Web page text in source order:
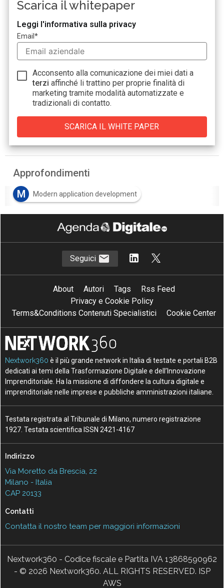
Scarica il whitepaper
Leggi l'informativa sulla privacy
Email*
Acconsento alla comunicazione dei miei dati a
terzi affinché li trattino per proprie finalità di
marketing tramite modalità automatizzate e
tradizionali di contatto.
Approfondimenti
M
Modern application development
Seguici
About Autori Tags
Rss Feed
Privacy e Cookie Policy
Terms&Conditions Contenuti Specialistici
Cookie Center
Nextwork360 è il più grande network in Italia di testate e portali B2B
dedicati ai temi della Trasformazione Digitale e dell’Innovazione
Imprenditoriale. Ha la missione di diffondere la cultura digitale e
imprenditoriale nelle imprese e pubbliche amministrazioni italiane.
Testata registrata al Tribunale di Milano, numero registrazione
1927. Testata scientifica ISSN 2421-4167
Indirizzo
Via Moretto da Brescia, 22
Milano - Italia
CAP 20133
Contatti
Contatta il nostro team per maggiori informazioni
Nextwork360 - Codice fiscale e Partita IVA 13868590962
- © 2026 Nextwork360. ALL RIGHTS RESERVED. ISP
AWS